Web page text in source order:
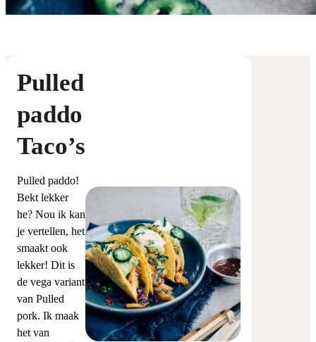
Pulled
paddo
Taco’s
Pulled paddo!
Bekt lekker
he? Nou ik kan
je vertellen, het
smaakt ook
lekker! Dit is
de vega variant
van Pulled
pork. Ik maak
het van